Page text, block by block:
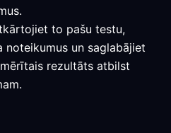
to pašu testu,
un saglabājiet
rezultāts atbilst